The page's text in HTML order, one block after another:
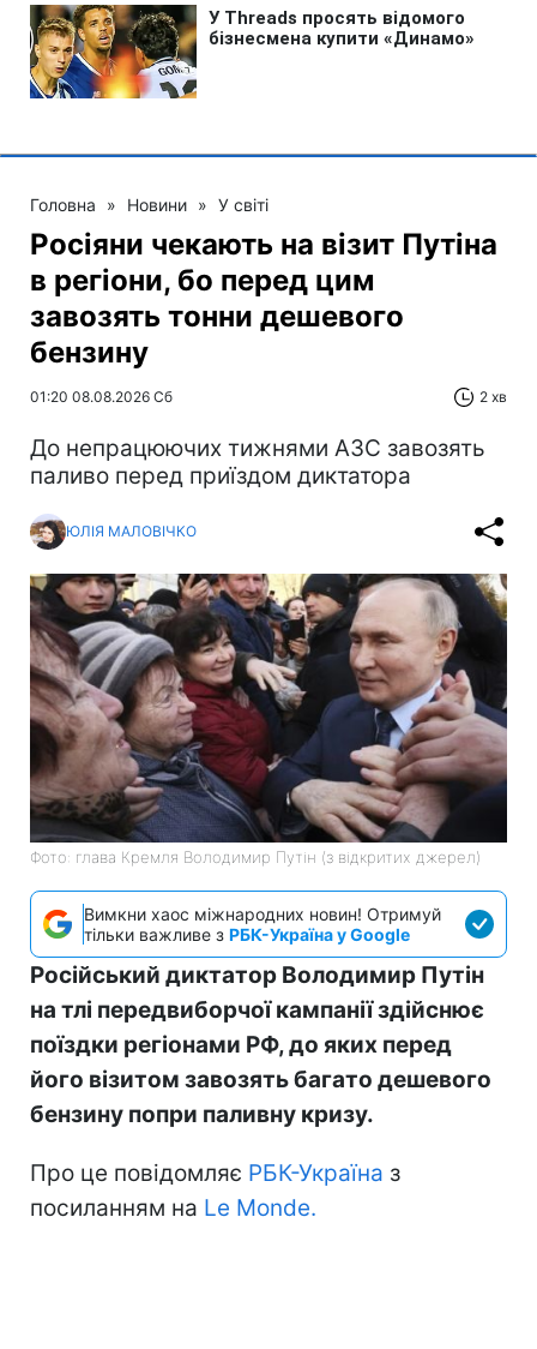
Головна » Новини » У світі
Росіяни чекають на візит Путіна
в регіони, бо перед цим
завозять тонни дешевого
бензину
01:20 08.08.2026 Сб 2 хв
До непрацюючих тижнями АЗС завозять
паливо перед приїздом диктатора
ЮЛІЯ МАЛОВІЧКО
Фото: глава Кремля Володимир Путін (з відкритих джерел)
Вимкни хаос міжнародних новин! Отримуй
тільки важливе з РБК-Україна у Google
Російський диктатор Володимир Путін
на тлі передвиборчої кампанії здійснює
поїздки регіонами РФ, до яких перед
його візитом завозять багато дешевого
бензину попри паливну кризу.
Про це повідомляє РБК-Україна з
посиланням на Le Monde.